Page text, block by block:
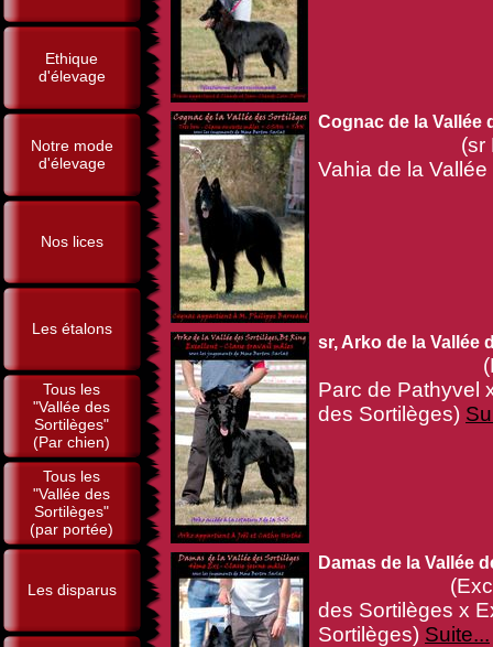
Ethique
d'élevage
Notre mode
d'élevage
Nos lices
Les étalons
Tous les
"Vallée des
Sortilèges"
(Par chien)
Tous les
"Vallée des
Sortilèges"
(par portée)
Les disparus
Cognac de la Vallée
(sr N'Oural
Vahia de la
sr, Arko de la Vallée
(RE,
Parc de Pathyvel
des Sortilèges)
Damas de la Vallée
(Exc3, Bt
des Sortilèges x
Sortilèges) Suite...